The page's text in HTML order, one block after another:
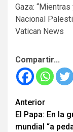
Gaza:
Nacional
Vatican News
Compartir...
Seguir
leyendo
Anterior
El Papa: En la
mundial “a